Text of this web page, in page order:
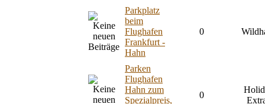
Parkplatz
beim
Flughafen
Frankfurt -
Hahn
0
Parken
Flughafen
Hahn zum
Spezialpreis,
0